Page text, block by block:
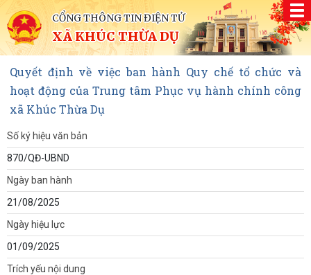
CỔNG THÔNG TIN ĐIỆN TỬ
XÃ KHÚC THỪA DỤ
Quyết định về việc ban hành Quy chế tổ chức và
hoạt động của Trung tâm Phục vụ hành chính công
xã Khúc Thừa Dụ
Số ký hiệu văn bản
870/QĐ-UBND
Ngày ban hành
21/08/2025
Ngày hiệu lực
01/09/2025
Trích yếu nội dung